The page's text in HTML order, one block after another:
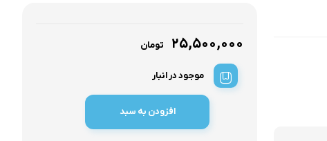
۲۵,۵۰۰,۰۰۰ تومان
موجود در انبار
افزودن به سبد